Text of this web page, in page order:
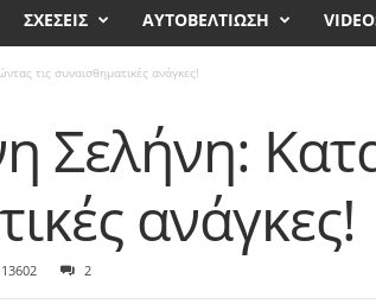
ΣΧΕΣΕΙΣ ΑΥΤΟΒΕΛΤΙΩΣΗ
τις συναισθηματικές ανάγκες!
Σελήνη:
ανάγκες!
13602 2